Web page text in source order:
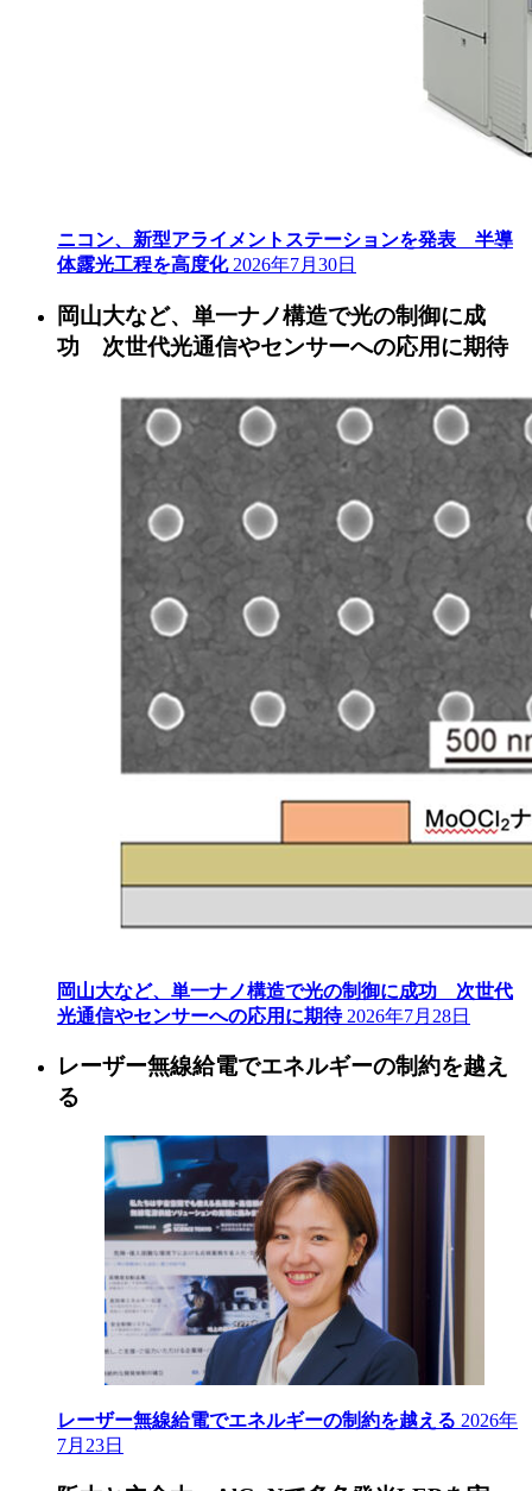
ニコン、新型アライメントステーションを発表 半導
体露光工程を高度化 2026年7月30日
岡山大など、単一ナノ構造で光の制御に成
功 次世代光通信やセンサーへの応用に期待
岡山大など、単一ナノ構造で光の制御に成功 次世代
光通信やセンサーへの応用に期待 2026年7月28日
レーザー無線給電でエネルギーの制約を越え
る
レーザー無線給電でエネルギーの制約を越える 2026年
7月23日